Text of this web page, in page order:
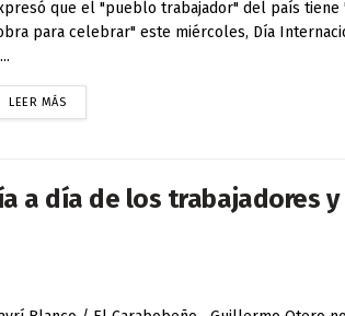
que el "pueblo trabajador" del país tiene
para celebrar" este miércoles, Día
LEER MÁS
a día de los trabajadores y